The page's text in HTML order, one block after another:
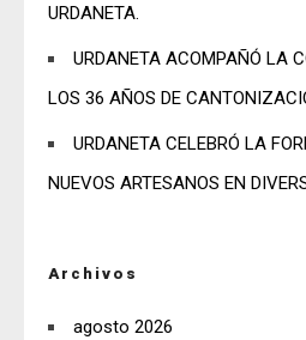
URDANETA.
URDANETA ACOMPAÑÓ LA
LOS 36 AÑOS DE
URDANETA CELEBRÓ LA
NUEVOS ARTESANOS EN
Archivos
agosto 2026